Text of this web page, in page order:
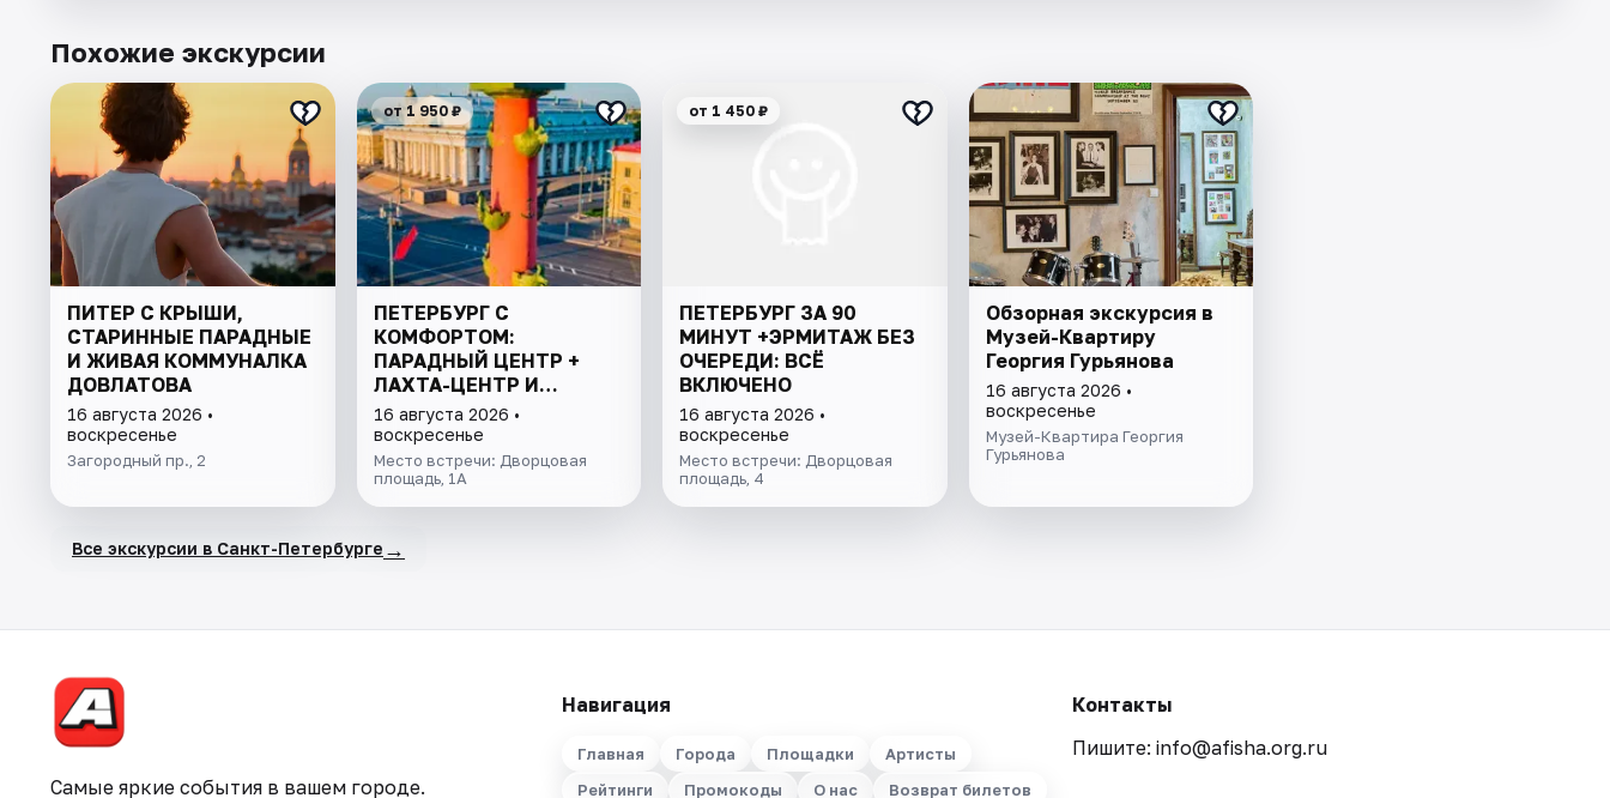
Похожие экскурсии
ПИТЕР С КРЫШИ,
СТАРИННЫЕ ПАРАДНЫЕ
И ЖИВАЯ КОММУНАЛКА
ДОВЛАТОВА
16 августа 2026 •
воскресенье
Загородный пр., 2
от 1 950 ₽
ПЕТЕРБУРГ С
КОМФОРТОМ:
ПАРАДНЫЙ ЦЕНТР +
ЛАХТА-ЦЕНТР И
ФИНСКИЙ ЗАЛИВ
16 августа 2026 •
воскресенье
Место встречи: Дворцовая
площадь, 1А
от 1 450 ₽
ПЕТЕРБУРГ ЗА 90
МИНУТ +ЭРМИТАЖ БЕЗ
ОЧЕРЕДИ: ВСЁ
ВКЛЮЧЕНО
16 августа 2026 •
воскресенье
Место встречи: Дворцовая
площадь, 4
Обзорная экскурсия в
Музей-Квартиру
Георгия Гурьянова
16 августа 2026 •
воскресенье
Музей-Квартира Георгия
Гурьянова
Все экскурсии в Санкт-Петербурге →
Самые яркие события в вашем городе.
Навигация
Главная Города Площадки
Артисты
Рейтинги
Промокоды О нас Возврат билетов
Контакты
Пишите: info@afisha.org.ru